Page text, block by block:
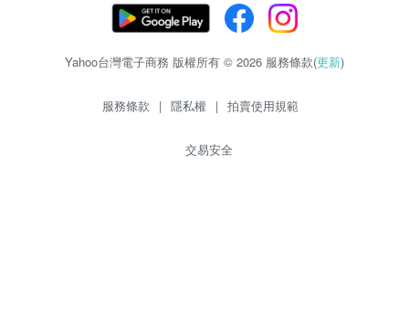
Yahoo台灣電子商務 版權所有 © 2026 服務條款(更新)
服務條款 | 隱私權 | 拍賣使用規範
交易安全